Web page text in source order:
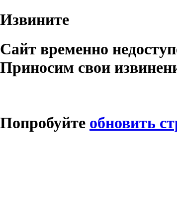
Извините
Сайт временно
Приносим свои
Попробуйте обновить